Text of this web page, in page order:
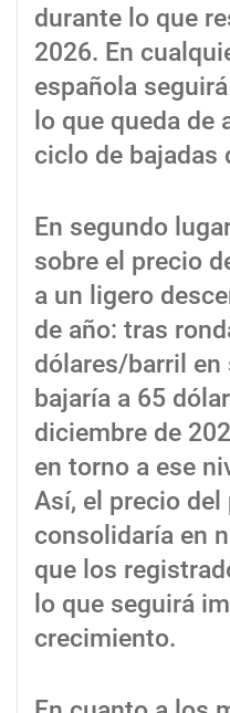
durante lo que
2026. En
española
lo que queda de
ciclo de bajadas
En segundo
sobre el precio
a un ligero
de año: tras
dólares/barril en
bajaría a 65
diciembre de
en torno a ese
Así, el precio del
consolidaría en
que los
lo que seguirá
crecimiento.